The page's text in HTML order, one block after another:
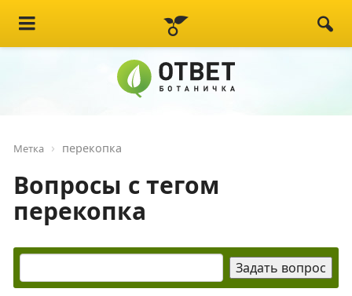
Метка перекопка
Вопросы с тегом
перекопка